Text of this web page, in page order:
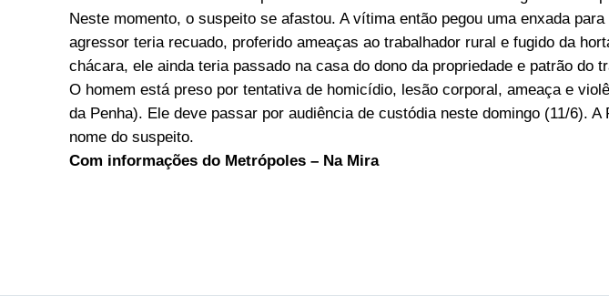
Neste momento, o suspeito se afastou. A vítima então pegou uma enxada
agressor teria recuado, proferido ameaças ao trabalhador rural e fugido da
chácara, ele ainda teria passado na casa do dono da propriedade e patrão do
O homem está preso por tentativa de homicídio, lesão corporal, ameaça e
da Penha). Ele deve passar por audiência de custódia neste domingo (11/6).
nome do suspeito.
Com informações do Metrópoles – Na Mira